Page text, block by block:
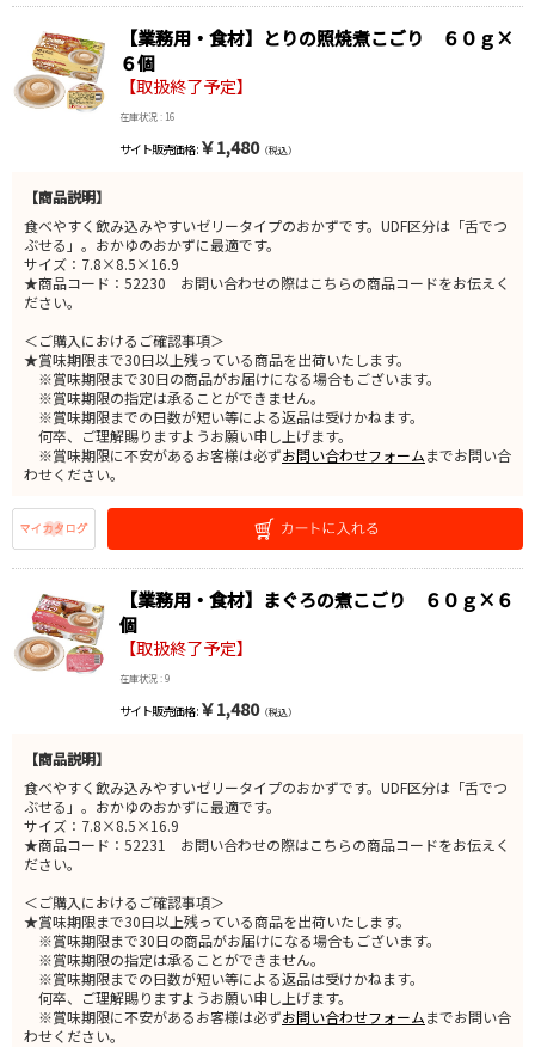
【業務用・食材】とりの照焼煮こごり ６０ｇ×
６個
【取扱終了予定】
在庫状況 : 16
サイト販売価格 : ￥1,480（税込）
【商品説明】
食べやすく飲み込みやすいゼリータイプのおかずです。UDF区分は「舌でつ
ぶせる」。おかゆのおかずに最適です。
サイズ：7.8×8.5×16.9
★商品コード：52230 お問い合わせの際はこちらの商品コードをお伝えく
ださい。
＜ご購入におけるご確認事項＞
★賞味期限まで30日以上残っている商品を出荷いたします。
※賞味期限まで30日の商品がお届けになる場合もございます。
※賞味期限の指定は承ることができません。
※賞味期限までの日数が短い等による返品は受けかねます。
何卒、ご理解賜りますようお願い申し上げます。
※賞味期限に不安があるお客様は必ずお問い合わせフォームまでお問い合
わせください。
【業務用・食材】まぐろの煮こごり ６０ｇ×６
個
【取扱終了予定】
在庫状況 : 9
サイト販売価格 : ￥1,480（税込）
【商品説明】
食べやすく飲み込みやすいゼリータイプのおかずです。UDF区分は「舌でつ
ぶせる」。おかゆのおかずに最適です。
サイズ：7.8×8.5×16.9
★商品コード：52231 お問い合わせの際はこちらの商品コードをお伝えく
ださい。
＜ご購入におけるご確認事項＞
★賞味期限まで30日以上残っている商品を出荷いたします。
※賞味期限まで30日の商品がお届けになる場合もございます。
※賞味期限の指定は承ることができません。
※賞味期限までの日数が短い等による返品は受けかねます。
何卒、ご理解賜りますようお願い申し上げます。
※賞味期限に不安があるお客様は必ずお問い合わせフォームまでお問い合
わせください。